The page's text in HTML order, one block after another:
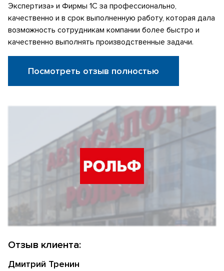
Экспертиза» и Фирмы 1С за профессионально,
качественно и в срок выполненную работу, которая дала
возможность сотрудникам компании более быстро и
качественно выполнять производственные задачи.
Посмотреть отзыв полностью
Отзыв клиента:
Дмитрий Тренин